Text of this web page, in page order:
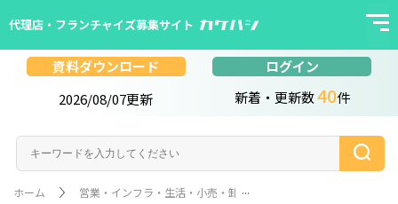
代理店・フランチャイズ募集サイト
資料ダウンロード
2026/08/07更新
ログイン
新着・更新数40件
ホーム 営業・インフラ・生活・小売・卸売・流通・物販・美容・健康・
...